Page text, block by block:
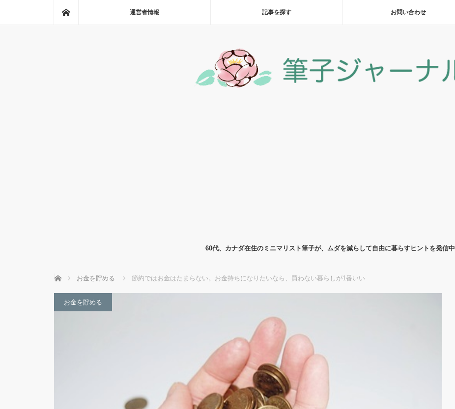
運営者情報 記事を探す お問い合わせ
60代、カナダ在住のミニマリスト筆子が、ムダを減らして自由に暮らすヒントを発信中
ホーム お金を貯める 節約ではお金はたまらない。お金持ちになりたいなら、買わない暮らしが1番いい
お金を貯める